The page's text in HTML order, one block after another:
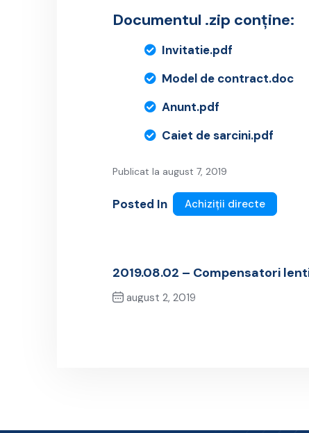
Documentul .zip conține:
Invitatie.pdf
Model de contract.doc
Anunt.pdf
Caiet de sarcini.pdf
Publicat la august 7, 2019
Posted In Achiziții directe
2019.08.02 – Compensatori
august 2, 2019